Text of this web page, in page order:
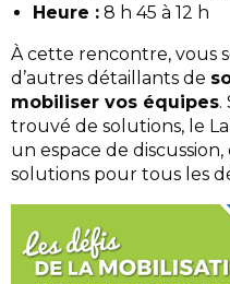
Heure : 8 h 45 à 12 h
À cette rencontre, vous
d’autres détaillants de
mobiliser vos équipes.
trouvé de solutions, le
un espace de
solutions pour tous les